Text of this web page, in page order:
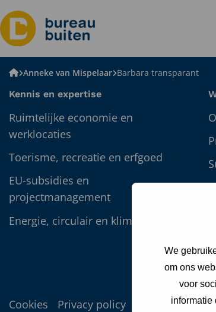
We
om ons
voor
informatie
Bureau
Anneke van Mispelaar Barbara transparant
Kennis en expertise
Ruimtelijke economie en
werklocaties
Toerisme, recreatie en erfgoed
EU-subsidies en
projectmanagement
Energie, circulair en klimaat
Cookies Privacy policy